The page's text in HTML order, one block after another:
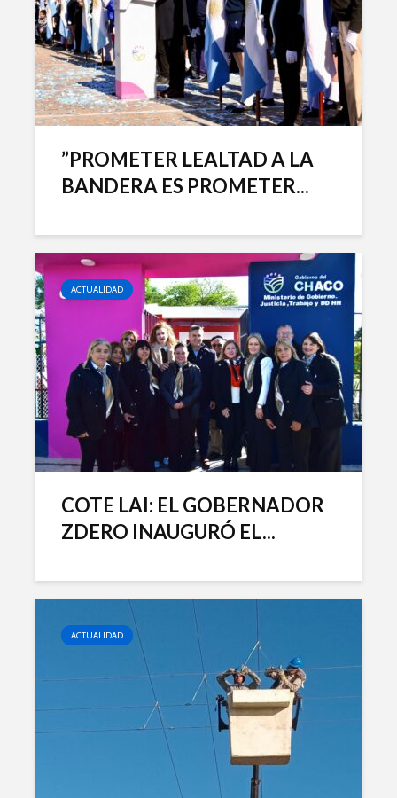
”PROMETER LEALTAD A LA
BANDERA ES PROMETER...
ACTUALIDAD
COTE LAI: EL GOBERNADOR
ZDERO INAUGURÓ EL...
ACTUALIDAD